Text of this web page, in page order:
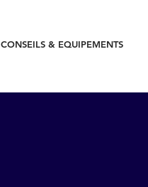
CONSEILS & EQUIPEMENTS